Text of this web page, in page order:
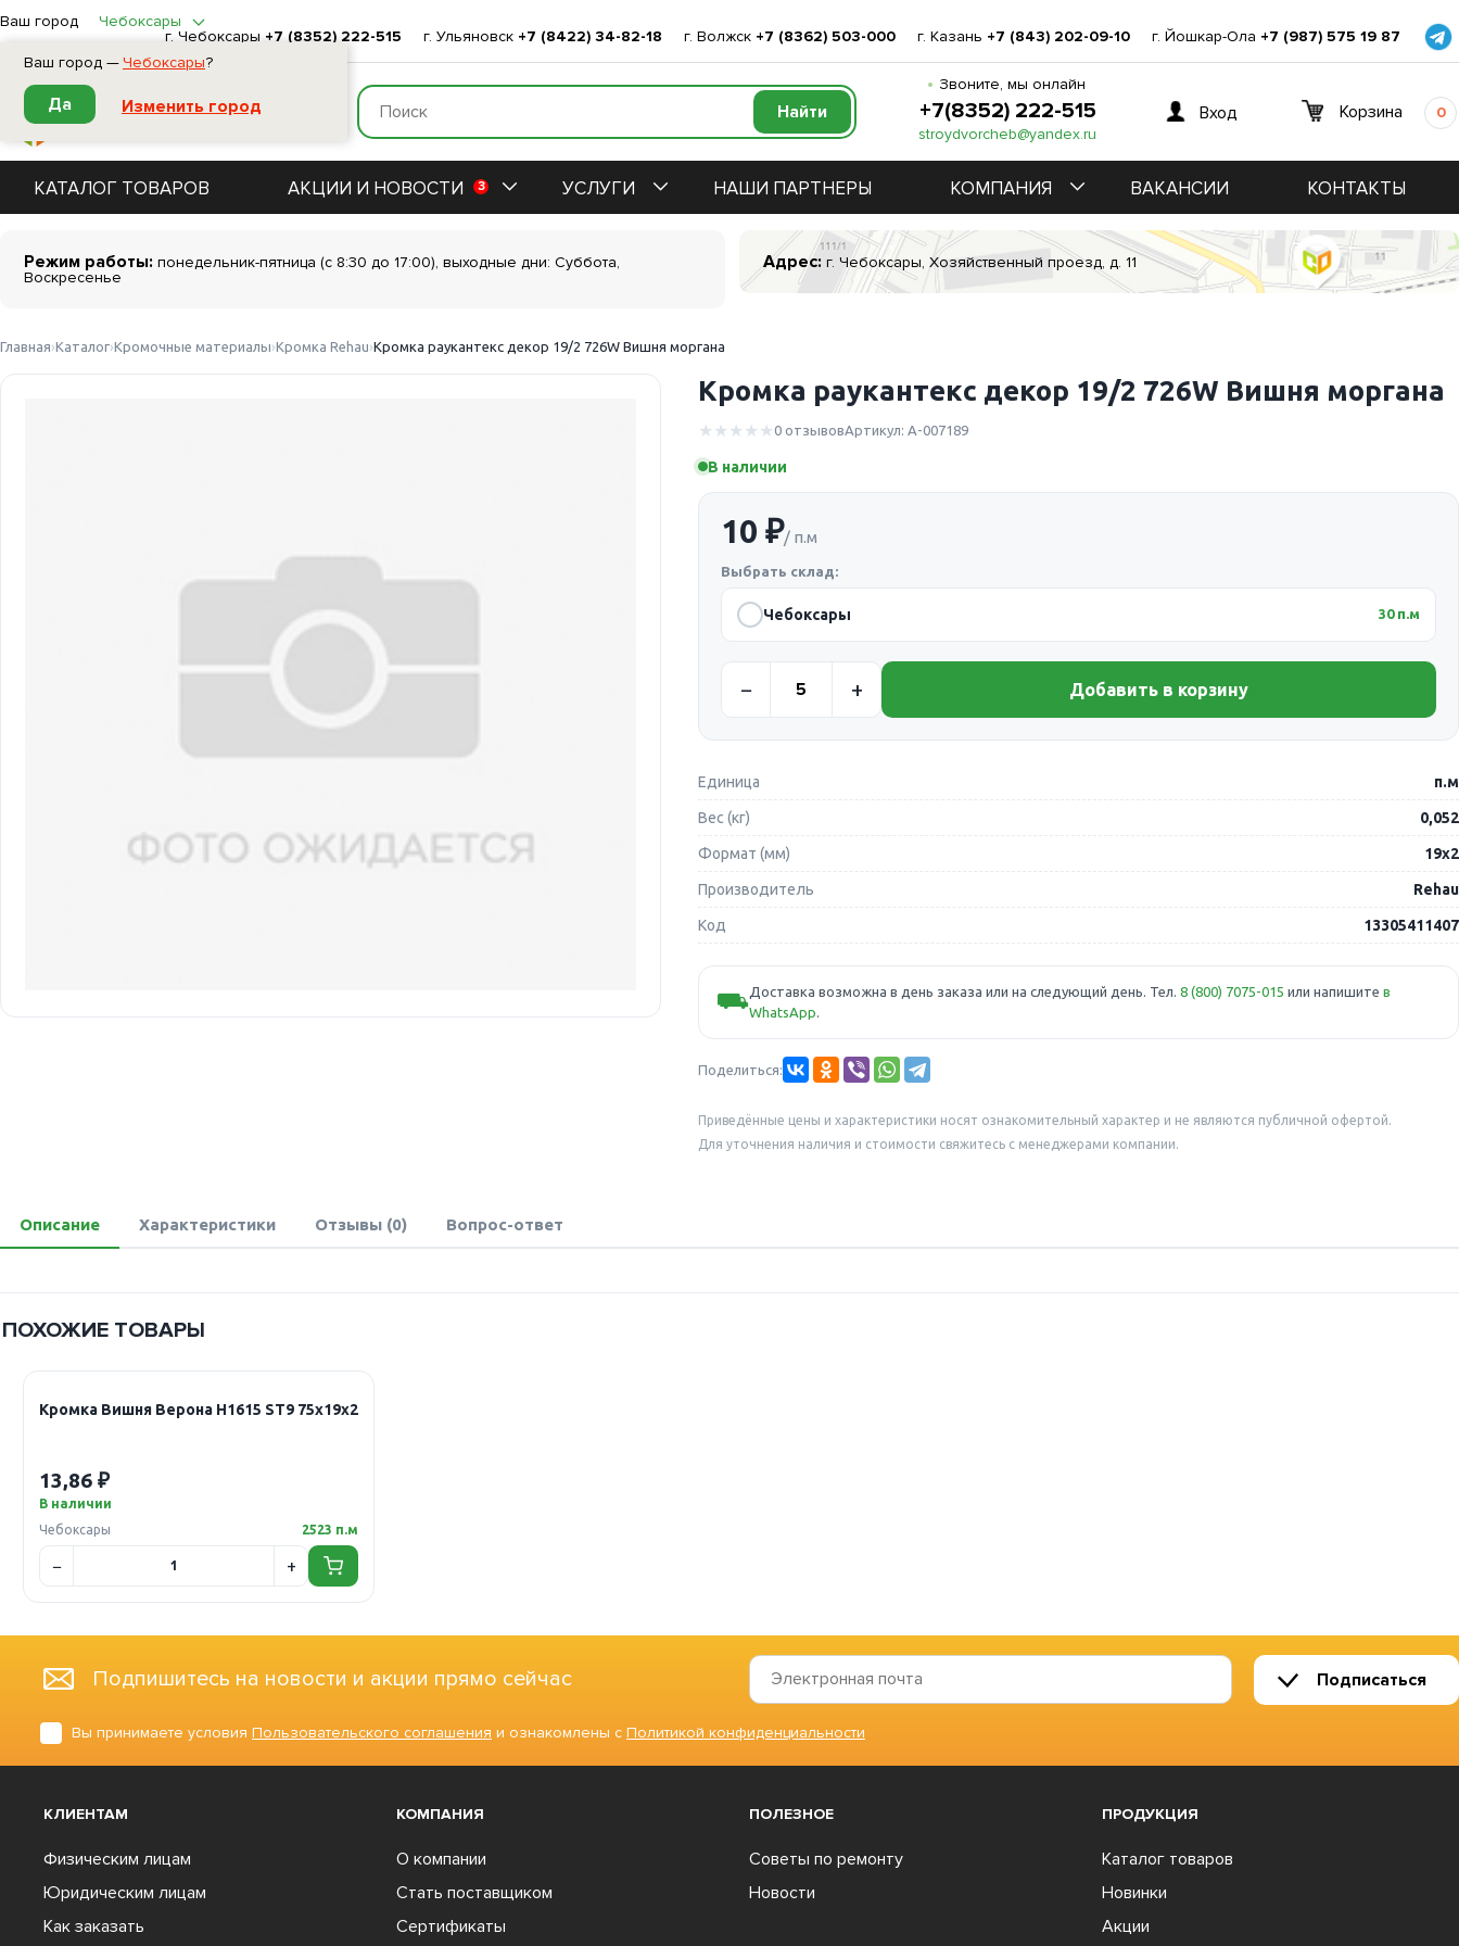
Ваш город —Чебоксары?
Да Изменить город
Ваш город
Чебоксары
г. Чебоксары +7 (8352) 222-515 г. Ульяновск +7 (8422) 34-82-18 г. Волжск +7 (8362) 503-000 г. Казань +7 (843) 202-09-10 г. Йошкар-Ола +7 (987) 575 19 87
Звоните, мы онлайн
+7(8352) 222-515
stroydvorcheb@yandex.ru
Вход Корзина 0
КАТАЛОГ ТОВАРОВ АКЦИИ И НОВОСТИ 3 УСЛУГИ НАШИ ПАРТНЕРЫ КОМПАНИЯ ВАКАНСИИ КОНТАКТЫ
Режим работы: понедельник-пятница (с 8:30 до 17:00), выходные дни: Суббота,
Воскресенье
Адрес: г. Чебоксары, Хозяйственный проезд, д. 11
Главная Каталог Кромочные материалы Кромка Rehau Кромка раукантекс декор 19/2 726W Вишня моргана
Кромка раукантекс декор 19/2 726W Вишня моргана
0 отзывовАртикул: А-007189
В наличии
10 ₽/ п.м
Выбрать склад:
Чебоксары 30 п.м
Добавить в корзину
Единица п.м
Вес (кг) 0,052
Формат (мм) 19х2
Производитель Rehau
Код 13305411407
⛟Доставка возможна в день заказа или на следующий день. Тел.8 (800) 7075-015 или напишитев
WhatsApp
Поделиться:
Приведённые цены и характеристики носят ознакомительный характер и не являются публичной офертой.
Для уточнения наличия и стоимости свяжитесь с менеджерами компании.
Описание Характеристики Отзывы (0) Вопрос-ответ
ПОХОЖИЕ ТОВАРЫ
Кромка Вишня Верона Н1615 ST9 75х19х2
13,86 ₽
В наличии
Чебоксары
2523 п.м
Подпишитесь на новости и акции прямо сейчас Подписаться
Вы принимаете условия Пользовательского соглашения и ознакомлены с Политикой конфиденциальности
КЛИЕНТАМ
Физическим лицам
Юридическим лицам
Как заказать
КОМПАНИЯ
О компании
Стать поставщиком
Сертификаты
ПОЛЕЗНОЕ
Советы по ремонту
Новости
ПРОДУКЦИЯ
Каталог товаров
Новинки
Акции